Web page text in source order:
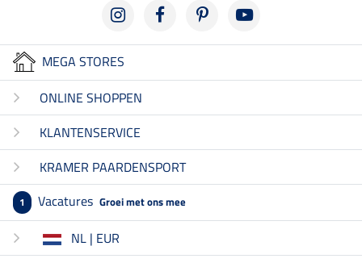
MEGA STORES
ONLINE SHOPPEN
KLANTENSERVICE
KRAMER PAARDENSPORT
1 Vacatures Groei met ons mee
NL | EUR